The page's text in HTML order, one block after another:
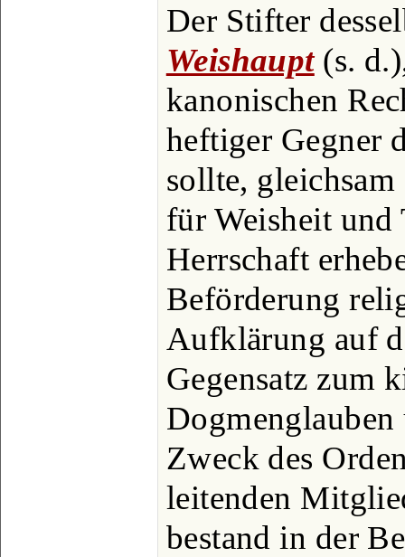
Der Stifter
Weishaupt(s.
kanonischen
heftiger Gegner
sollte,
für Weisheit
Herrschaft
Beförderung
Aufklärung auf
Gegensatz zum
Zweck des
leitenden
bestand in der